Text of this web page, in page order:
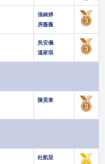
張綺婷
房薇薇
吳安儀
溫家琪
陳昊東
杜凱琹